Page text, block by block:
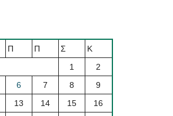
Π Π Σ
Κ
1
2
6 7 8
9
13 14 15
16